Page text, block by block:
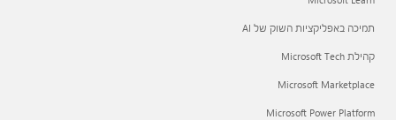
תמיכה באפליקציות השוק של AI
קהילת Microsoft Tech
Microsoft Marketplace
Microsoft Power Platform